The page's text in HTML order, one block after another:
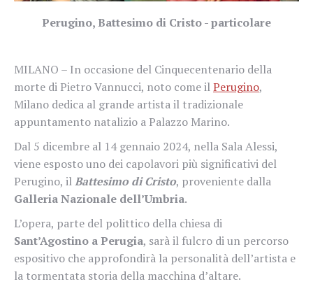
Perugino, Battesimo di Cristo - particolare
MILANO – In occasione del Cinquecentenario della
morte di Pietro Vannucci, noto come ilPerugino,
Milano dedica al grande artista il tradizionale
appuntamento natalizio a Palazzo Marino.
Dal 5 dicembre al 14 gennaio 2024, nella Sala Alessi,
viene esposto uno dei capolavori più significativi del
Perugino, ilBattesimo di Cristo, proveniente dalla
Galleria Nazionale dell’Umbria.
L’opera, parte del polittico della chiesa di
Sant’Agostino a Perugia, sarà il fulcro di un percorso
espositivo che approfondirà la personalità dell’artista e
la tormentata storia della macchina d’altare.